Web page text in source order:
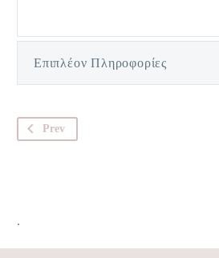
Επιπλέον Πληροφορίες
Prev
.